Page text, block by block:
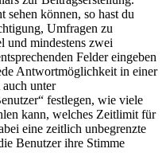
sehen können, so hast du
Umfragen zu
und mindestens zwei
Felder eingeben
Antwortmöglichkeit in einer
unter
festlegen, wie viele
kann, welches Zeitlimit für
eine zeitlich unbegrenzte
Benutzer ihre Stimme